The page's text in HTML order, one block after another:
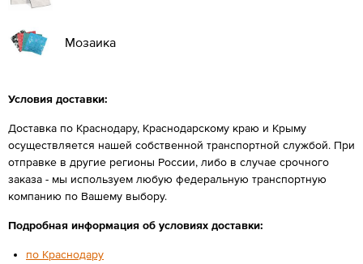
Мозаика
Условия доставки:
Доставка по Краснодару, Краснодарскому краю и Крыму
осуществляется нашей собственной транспортной службой. При
отправке в другие регионы России, либо в случае срочного
заказа - мы используем любую федеральную транспортную
компанию по Вашему выбору.
Подробная информация об условиях доставки:
по Краснодару